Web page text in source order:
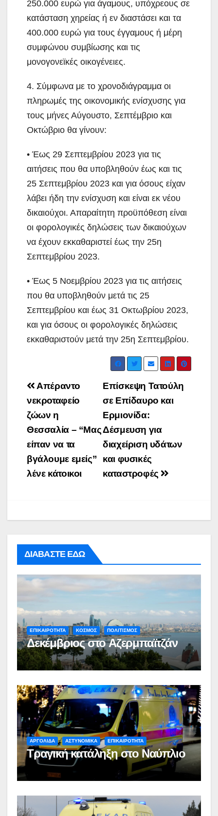
250.000 ευρώ για άγαμους, υπόχρεους σε
κατάσταση χηρείας ή εν διαστάσει και τα
400.000 ευρώ για τους έγγαμους ή μέρη
συμφώνου συμβίωσης και τις
μονογονεϊκές οικογένειες.
4. Σύμφωνα με το χρονοδιάγραμμα οι
πληρωμές της οικονομικής ενίσχυσης για
τους μήνες Αύγουστο, Σεπτέμβριο και
Οκτώβριο θα γίνουν:
• Έως 29 Σεπτεμβρίου 2023 για τις
αιτήσεις που θα υποβληθούν έως και τις
25 Σεπτεμβρίου 2023 και για όσους είχαν
λάβει ήδη την ενίσχυση και είναι εκ νέου
δικαιούχοι. Απαραίτητη προϋπόθεση είναι
οι φορολογικές δηλώσεις των δικαιούχων
να έχουν εκκαθαριστεί έως την 25η
Σεπτεμβρίου 2023.
• Έως 5 Νοεμβρίου 2023 για τις αιτήσεις
που θα υποβληθούν μετά τις 25
Σεπτεμβρίου και έως 31 Οκτωβρίου 2023,
και για όσους οι φορολογικές δηλώσεις
εκκαθαριστούν μετά την 25η Σεπτεμβρίου.
Post
navigation
Επίσκεψη Τατούλη
σε Επίδαυρο και
Ερμιονίδα:
Δέσμευση για
διαχείριση υδάτων
και φυσικές
καταστροφές
Απέραντο
νεκροταφείο
ζώων η
Θεσσαλία – “Μας
είπαν να τα
βγάλουμε εμείς”
λένε κάτοικοι
ΔΙΑΒΑΣΤΕ ΕΔΩ
ΕΠΙΚΑΙΡΟΤΗΤΑ ΚΟΣΜΟΣ ΠΟΛΙΤΙΣΜΟΣ
Δεκέμβριος στο Αζερμπαϊτζάν
ΑΡΓΟΛΙΔΑ ΑΣΤΥΝΟΜΙΚΑ ΕΠΙΚΑΙΡΟΤΗΤΑ
Τραγική κατάληξη στο Ναύπλιο